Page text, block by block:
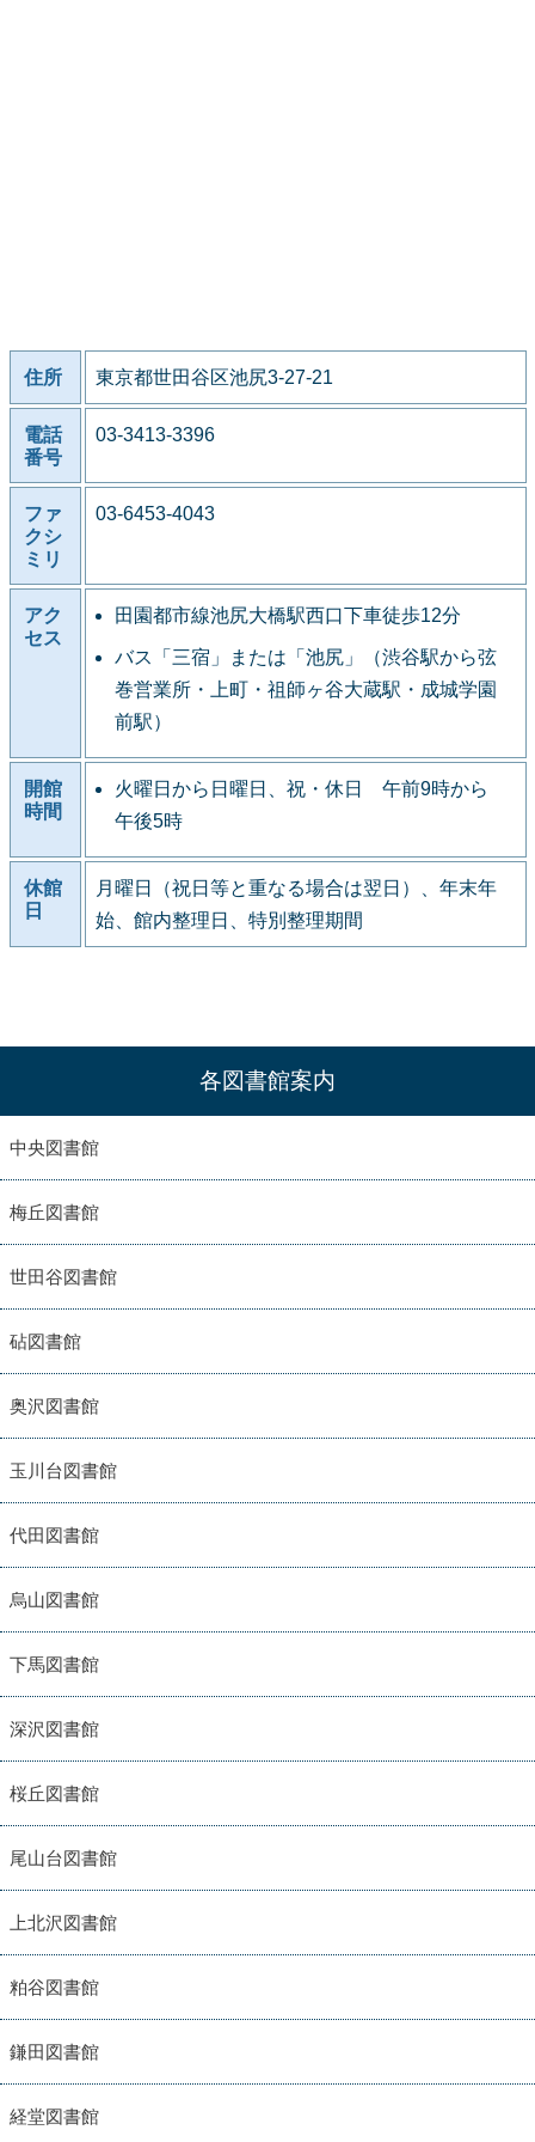
住所 東京都世田谷区池尻3-27-21
電話
番号
03-3413-3396
ファ
クシ
ミリ
03-6453-4043
アク
セス
田園都市線池尻大橋駅西口下車徒歩12分
バス「三宿」または「池尻」（渋谷駅から弦
巻営業所・上町・祖師ヶ谷大蔵駅・成城学園
前駅）
開館
時間
火曜日から日曜日、祝・休日 午前9時から
午後5時
休館
日
月曜日（祝日等と重なる場合は翌日）、年末年
始、館内整理日、特別整理期間
各図書館案内
中央図書館
梅丘図書館
世田谷図書館
砧図書館
奥沢図書館
玉川台図書館
代田図書館
烏山図書館
下馬図書館
深沢図書館
桜丘図書館
尾山台図書館
上北沢図書館
粕谷図書館
鎌田図書館
経堂図書館